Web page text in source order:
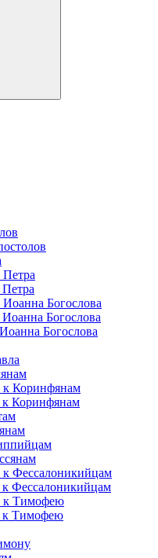
Петра
Богослова
Богослова
Богослова
к Коринфянам
к Коринфянам
к Фессалоникийцам
к Фессалоникийцам
к Тимофею
к Тимофею